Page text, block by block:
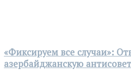
«Фиксируем все случаи»:
азербайджанскую